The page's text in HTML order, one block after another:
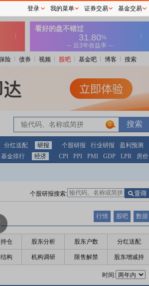
险 债券 视频 股吧 基金吧 博客 搜索
0
分红送配 研报 个股研报 行业研报
盈利预测
基金排行 经济 CPI PPI PMI GDP LPR 房价
个股研报搜索:
行情 股吧 数据
仓 股东分析 股东户数 分红送配
构 机构调研 限售解禁 股东增减持
时间:
登录 我的菜单 证券交易 基金交易